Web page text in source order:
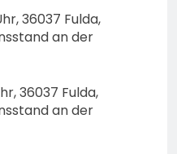
36037 Fulda,
an der
36037 Fulda,
an der